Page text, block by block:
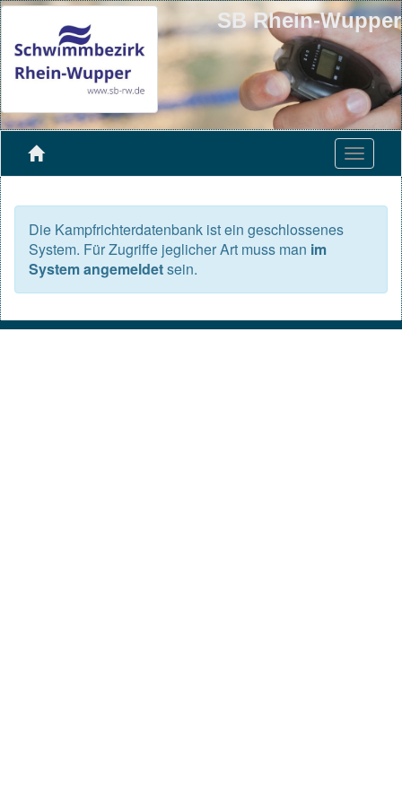
SB Rhein-Wupper
Die Kampfrichterdatenbank ist ein geschlossenes
System. Für Zugriffe jeglicher Art muss man im
System angemeldetsein.